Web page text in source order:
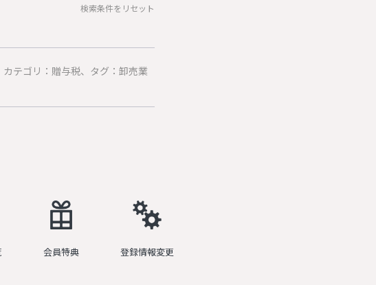
検索条件をリセット
カテゴリ：贈与税、タグ：卸売業
会員特典 登録情報変更